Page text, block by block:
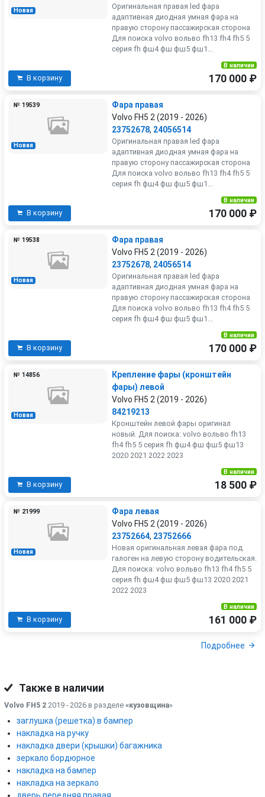
Новая
Оригинальная правая led фара
адаптивная диодная умная фара на
правую сторону пассажирская сторона
Для поиска volvo вольво fh13 fh4 fh5 5
серия fh фш4 фш фш5 фш1...
В корзину
В наличии
170 000 ₽
Новая
№ 19539
Фара правая
Volvo FH5 2 (2019 - 2026)
23752678, 24056514
Оригинальная правая led фара
адаптивная диодная умная фара на
правую сторону пассажирская сторона
Для поиска volvo вольво fh13 fh4 fh5 5
серия fh фш4 фш фш5 фш1...
В корзину
В наличии
170 000 ₽
Новая
№ 19538
Фара правая
Volvo FH5 2 (2019 - 2026)
23752678, 24056514
Оригинальная правая led фара
адаптивная диодная умная фара на
правую сторону пассажирская сторона
Для поиска volvo вольво fh13 fh4 fh5 5
серия fh фш4 фш фш5 фш1...
В корзину
В наличии
170 000 ₽
Новая
№ 14856
Крепление фары (кронштейн
фары) левой
Volvo FH5 2 (2019 - 2026)
84219213
Кронштейн левой фары оригинал
новый. Для поиска: volvo вольво fh13
fh4 fh5 5 серия fh фш4 фш фш5 фш13
2020 2021 2022 2023
В корзину
В наличии
18 500 ₽
Новая
№ 21999
Фара левая
Volvo FH5 2 (2019 - 2026)
23752664, 23752666
Новая оригинальная левая фара под
галоген на левую сторону водительская.
Для поиска: volvo вольво fh13 fh4 fh5 5
серия fh фш4 фш фш5 фш13 2020 2021
2022 2023
В корзину
В наличии
161 000 ₽
Подробнее
Также в наличии
Volvo FH5 2 2019 - 2026 в разделе «кузовщина»
заглушка (решетка) в бампер
накладка на ручку
накладка двери (крышки) багажника
зеркало бордюрное
накладка на бампер
накладка на зеркало